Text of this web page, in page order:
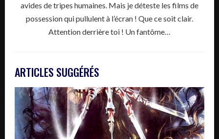
avides de tripes humaines. Mais je déteste les films de
possession qui pullulent à l’écran ! Que ce soit clair.
Attention derrière toi ! Un fantôme…
ARTICLES SUGGÉRÉS